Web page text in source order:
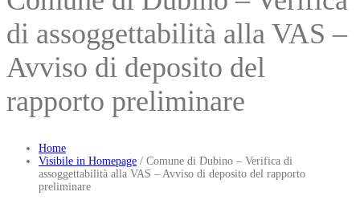
di assoggettabilità alla VAS –
Avviso di deposito del
rapporto preliminare
Home
Visibile in Homepage / Comune di Dubino – Verifica di
assoggettabilità alla VAS – Avviso di deposito del rapporto
preliminare